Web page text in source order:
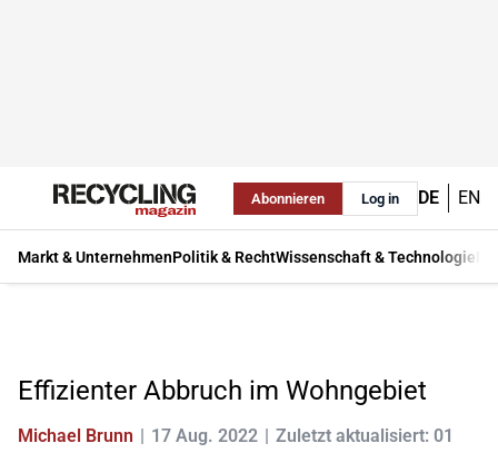
Abonnieren Log in DE EN
Markt & UnternehmenPolitik & RechtWissenschaft & Technologie
Effizienter Abbruch im Wohngebiet
Michael Brunn 17 Aug. 2022
Zuletzt aktualisiert: 01